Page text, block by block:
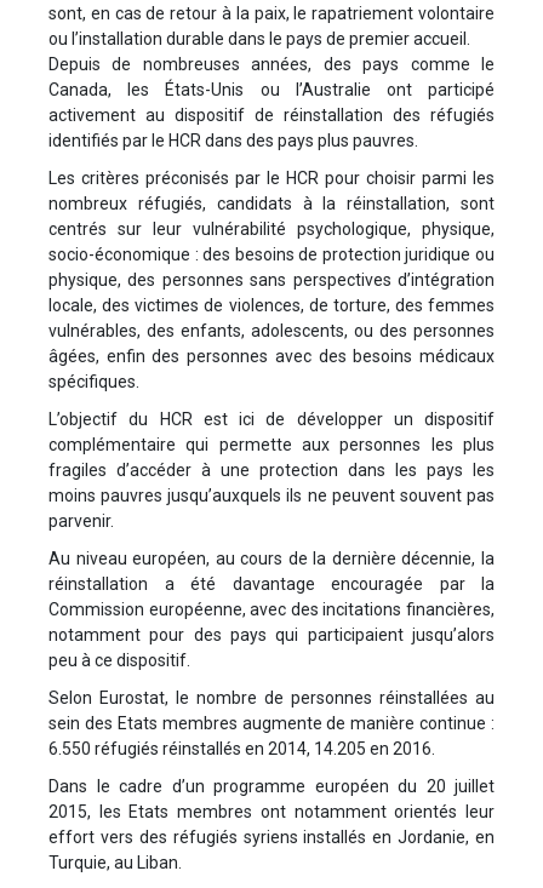
sont, en cas de retour à la paix, le rapatriement volontaire
ou l’installation durable dans le pays de premier accueil.
Depuis de nombreuses années, des pays comme le
Canada, les États-Unis ou l’Australie ont participé
activement au dispositif de réinstallation des réfugiés
identifiés par le HCR dans des pays plus pauvres.
Les critères préconisés par le HCR pour choisir parmi les
nombreux réfugiés, candidats à la réinstallation, sont
centrés sur leur vulnérabilité psychologique, physique,
socio-économique : des besoins de protection juridique ou
physique, des personnes sans perspectives d’intégration
locale, des victimes de violences, de torture, des femmes
vulnérables, des enfants, adolescents, ou des personnes
âgées, enfin des personnes avec des besoins médicaux
spécifiques.
L’objectif du HCR est ici de développer un dispositif
complémentaire qui permette aux personnes les plus
fragiles d’accéder à une protection dans les pays les
moins pauvres jusqu’auxquels ils ne peuvent souvent pas
parvenir.
Au niveau européen, au cours de la dernière décennie, la
réinstallation a été davantage encouragée par la
Commission européenne, avec des incitations financières,
notamment pour des pays qui participaient jusqu’alors
peu à ce dispositif.
Selon Eurostat, le nombre de personnes réinstallées au
sein des Etats membres augmente de manière continue :
6.550 réfugiés réinstallés en 2014, 14.205 en 2016.
Dans le cadre d’un programme européen du 20 juillet
2015, les Etats membres ont notamment orientés leur
effort vers des réfugiés syriens installés en Jordanie, en
Turquie, au Liban.